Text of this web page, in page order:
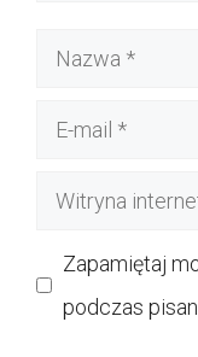
Nazwa
Witryna
Zapamiętaj
podczas